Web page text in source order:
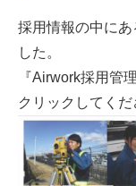
採用情報の中に
した。
『Airwork採用管
クリックしてくだ